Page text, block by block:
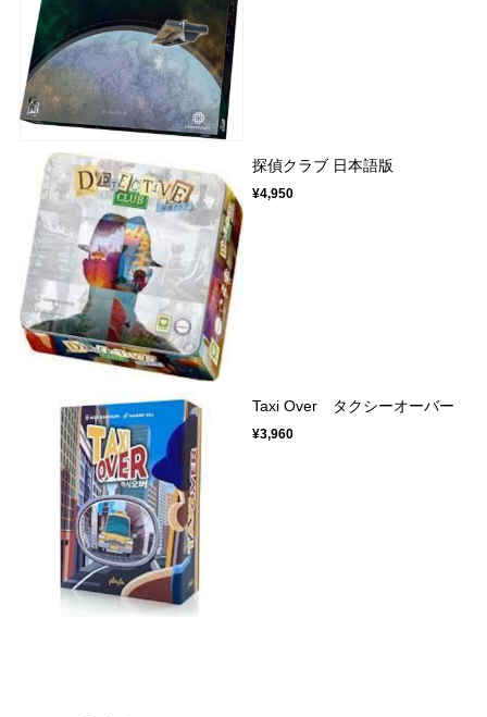
探偵クラブ 日本語版
¥4,950
Taxi Over タクシーオーバー
¥3,960